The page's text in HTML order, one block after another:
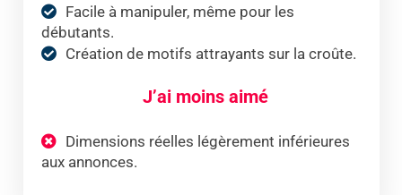
Facile à manipuler, même pour les
débutants.
Création de motifs attrayants sur la croûte.
J’ai moins aimé
Dimensions réelles légèrement inférieures
aux annonces.